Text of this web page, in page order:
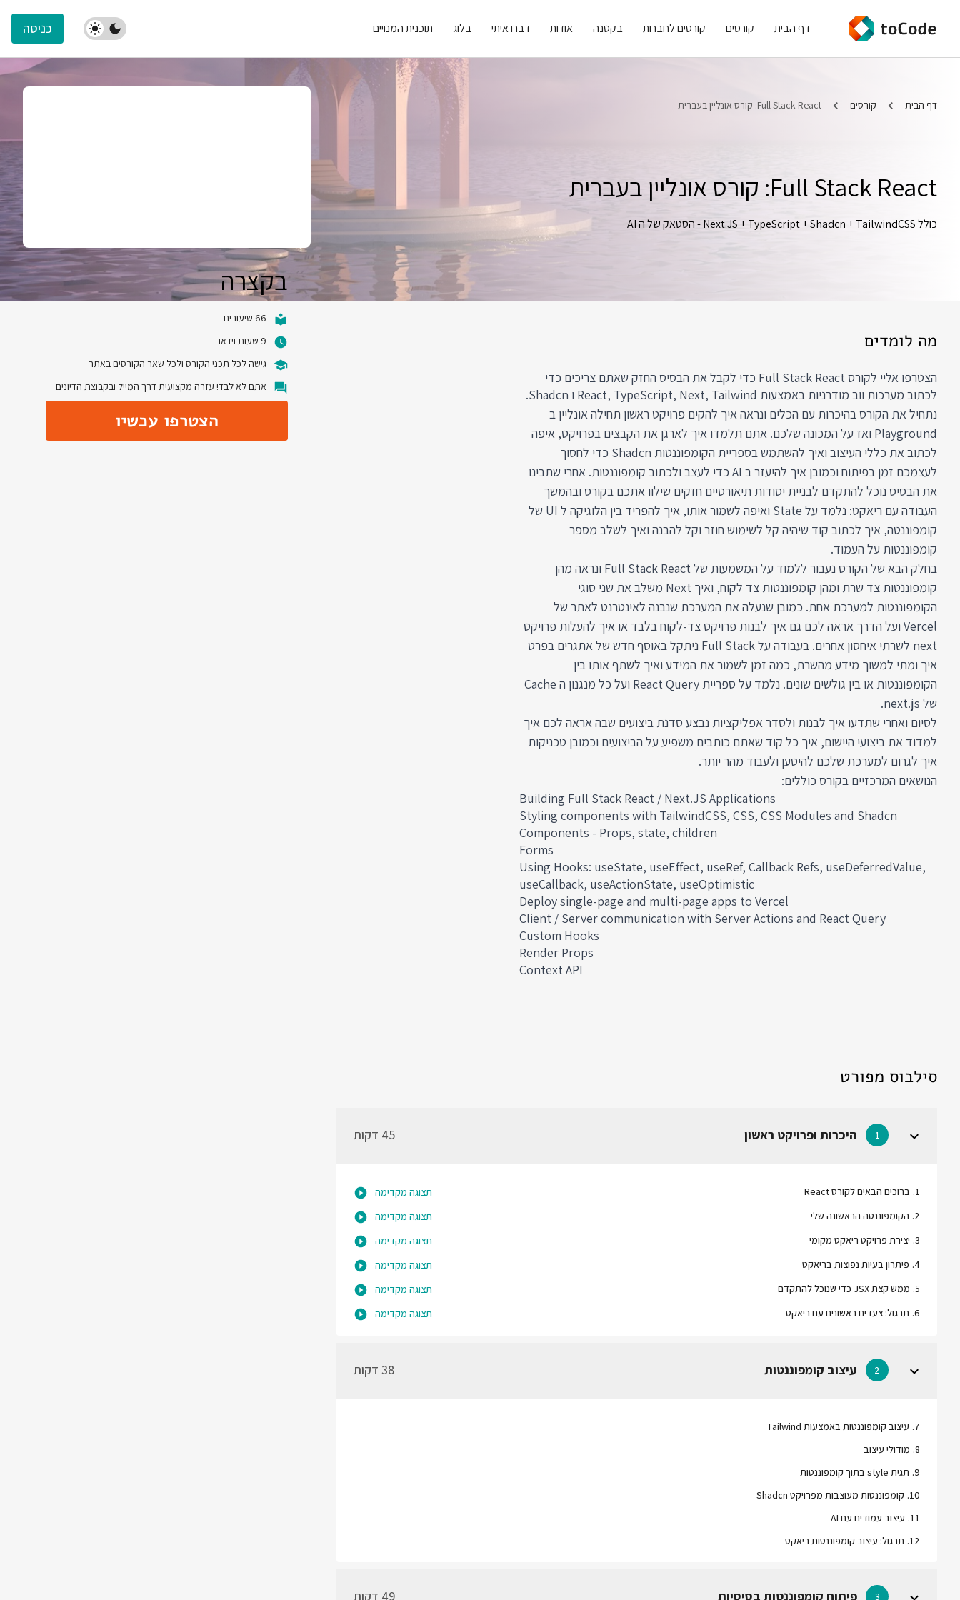
דף הבית קורסים קורסים לחברות בקטנה אודות דברו איתי בלוג תוכנית המנויים כניסה
דף הבית קורסים Full Stack React: קורס אונליין בעברית
Full Stack React: קורס אונליין בעברית
כולל Next.JS + TypeScript + Shadcn + TailwindCSS - הסטאק של ה AI
מה לומדים
הצטרפו אליי לקורס Full Stack React כדי לקבל את הבסיס החזק שאתם צריכים כדי
לכתוב מערכות ווב מודרניות באמצעות React, TypeScript, Next, Tailwind ו Shadcn.
נתחיל את הקורס בהיכרות עם הכלים ונראה איך להקים פרויקט ראשון תחילה אונליין ב
Playground ואז על המכונה שלכם. אתם תלמדו איך לארגן את הקבצים בפרויקט, איפה
לכתוב את כללי העיצוב ואיך להשתמש בספריית הקומפוננטות Shadcn כדי לחסוך
לעצמכם זמן בפיתוח וכמובן איך להיעזר ב AI כדי לעצב ולכתוב קומפוננטות. אחרי שתבינו
את הבסיס נוכל להתקדם לבניית יסודות תיאורטיים חזקים שילוו אתכם בקורס ובהמשך
העבודה עם ריאקט: נלמד על State ואיפה לשמור אותו, איך להפריד בין הלוגיקה ל UI של
קומפוננטה, איך לכתוב קוד שיהיה קל לשימוש חוזר וקל להבנה ואיך לשלב מספר
קומפוננטות על העמוד.
בחלק הבא של הקורס נעבור ללמוד על המשמעות של Full Stack React ונראה מהן
קומפוננטות צד שרת ומהן קומפוננטות צד לקוח, ואיך Next משלב את שני סוגי
הקומפוננטות למערכת אחת. כמובן שנעלה את המערכת שנבנה לאינטרנט לאתר של
Vercel ועל הדרך אראה לכם גם איך לבנות פרויקט צד-לקוח בלבד או איך להעלות פרויקט
next לשרתי איחסון אחרים. בעבודה על Full Stack ניתקל באוסף חדש של אתגרים בפרט
איך ומתי למשוך מידע מהשרת, כמה זמן לשמור את המידע ואיך לשתף אותו בין
הקומפוננטות או בין גולשים שונים. נלמד על ספריית React Query ועל כל מנגנון ה Cache
של next.js.
לסיום ואחרי שתדעו איך לבנות ולסדר אפליקציות נבצע סדנת ביצועים שבה אראה לכם איך
למדוד את ביצועי היישום, איך כל קוד שאתם כותבים משפיע על הביצועים וכמובן טכניקות
איך לגרום למערכת שלכם להיטען ולעבוד מהר יותר.
הנושאים המרכזיים בקורס כוללים:
Building Full Stack React / Next.JS Applications
Styling components with TailwindCSS, CSS, CSS Modules and Shadcn
Components - Props, state, children
Forms
Using Hooks: useState, useEffect, useRef, Callback Refs, useDeferredValue,
useCallback, useActionState, useOptimistic
Deploy single-page and multi-page apps to Vercel
Client / Server communication with Server Actions and React Query
Custom Hooks
Render Props
Context API
סילבוס מפורט
1 היכרות ופרויקט ראשון 45 דקות
1
. ברוכים הבאים לקורס React
תצוגה מקדימה
2
. הקומפוננטה הראשונה שלי
תצוגה מקדימה
3
. יצירת פרויקט ריאקט מקומי
תצוגה מקדימה
4
. פיתרון בעיות נפוצות בריאקט
תצוגה מקדימה
5
. ממש קצת JSX כדי שנוכל להתקדם
תצוגה מקדימה
6
. תרגול: צעדים ראשונים עם ריאקט תצוגה מקדימה
2 עיצוב קומפוננטות 38 דקות
7
. עיצוב קומפוננטות באמצעות Tailwind
8
. מודולי עיצוב
9
. תגית style בתוך קומפוננטות
10
. קומפוננטות מעוצבות מפרויקט Shadcn
11
. עיצוב עמודים עם AI
12
. תרגול: עיצוב קומפוננטות ריאקט
3 פיתוח קומפוננטות בסיסיות 49 דקות
בקצרה
66 שיעורים
9 שעות וידאו
גישה לכל תכני הקורס ולכל שאר הקורסים באתר
אתם לא לבד! עזרה מקצועית דרך המייל ובקבוצת הדיונים
הצטרפו עכשיו